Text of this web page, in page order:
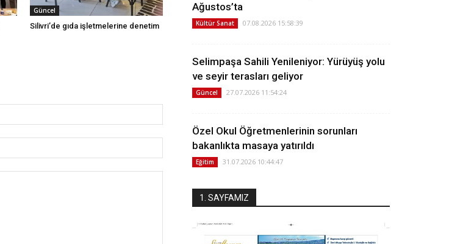
Güncel
Silivri’de gıda işletmelerine denetim
Ağustos’ta
Kültür Sanat 07.08.2026 15:58:39
Selimpaşa Sahili Yenileniyor: Yürüyüş yolu
ve seyir terasları geliyor
Güncel 27.07.2026 11:54:24
Özel Okul Öğretmenlerinin sorunları
bakanlıkta masaya yatırıldı
Eğitim 31.07.2026 10:44:47
1. SAYFAMIZ